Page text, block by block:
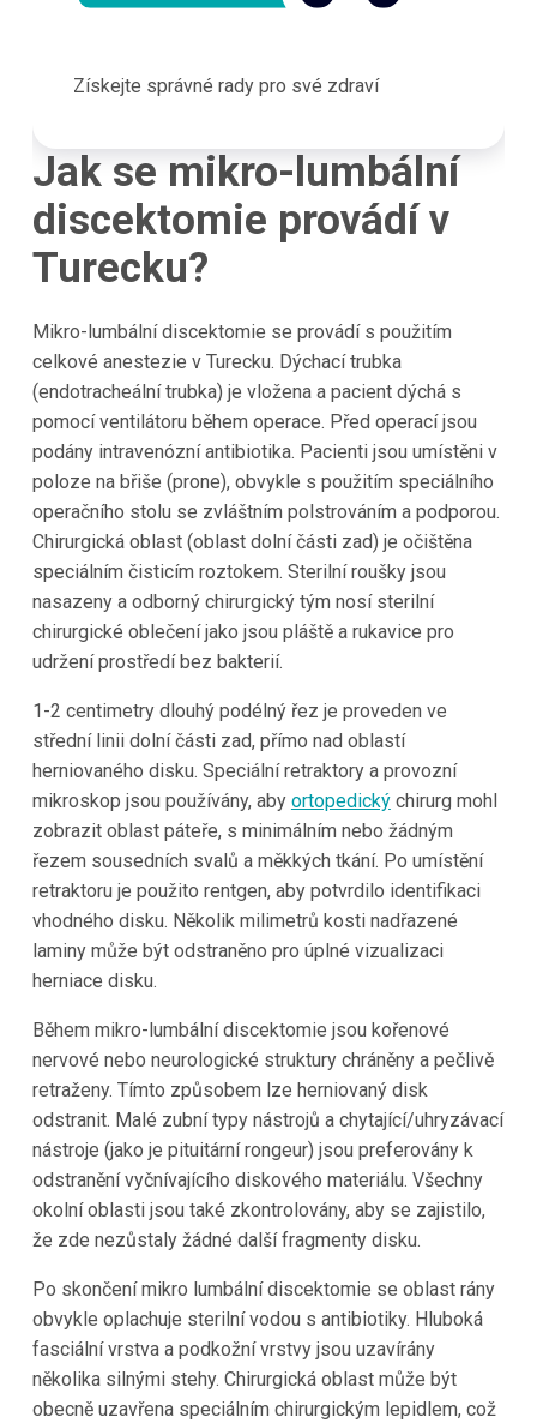
Získejte správné rady pro své zdraví
Jak se mikro-lumbální
discektomie provádí v
Turecku?
Mikro-lumbální discektomie se provádí s použitím
celkové anestezie v Turecku. Dýchací trubka
(endotracheální trubka) je vložena a pacient dýchá s
pomocí ventilátoru během operace. Před operací jsou
podány intravenózní antibiotika. Pacienti jsou umístěni v
poloze na břiše (prone), obvykle s použitím speciálního
operačního stolu se zvláštním polstrováním a podporou.
Chirurgická oblast (oblast dolní části zad) je očištěna
speciálním čisticím roztokem. Sterilní roušky jsou
nasazeny a odborný chirurgický tým nosí sterilní
chirurgické oblečení jako jsou pláště a rukavice pro
udržení prostředí bez bakterií.
1-2 centimetry dlouhý podélný řez je proveden ve
střední linii dolní části zad, přímo nad oblastí
herniovaného disku. Speciální retraktory a provozní
mikroskop jsou používány, aby ortopedickýchirurg mohl
zobrazit oblast páteře, s minimálním nebo žádným
řezem sousedních svalů a měkkých tkání. Po umístění
retraktoru je použito rentgen, aby potvrdilo identifikaci
vhodného disku. Několik milimetrů kosti nadřazené
laminy může být odstraněno pro úplné vizualizaci
herniace disku.
Během mikro-lumbální discektomie jsou kořenové
nervové nebo neurologické struktury chráněny a pečlivě
retraženy. Tímto způsobem lze herniovaný disk
odstranit. Malé zubní typy nástrojů a chytající/uhryzávací
nástroje (jako je pituitární rongeur) jsou preferovány k
odstranění vyčnívajícího diskového materiálu. Všechny
okolní oblasti jsou také zkontrolovány, aby se zajistilo,
že zde nezůstaly žádné další fragmenty disku.
Po skončení mikro lumbální discektomie se oblast rány
obvykle oplachuje sterilní vodou s antibiotiky. Hluboká
fasciální vrstva a podkožní vrstvy jsou uzavírány
několika silnými stehy. Chirurgická oblast může být
obecně uzavřena speciálním chirurgickým lepidlem, což